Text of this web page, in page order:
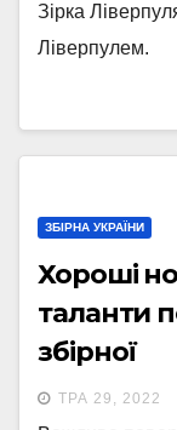
Зірка
Ліверпулем.
ЗБІРНА УКРАЇНИ
Хороші
таланти
збірної
ТРА 29, 2022